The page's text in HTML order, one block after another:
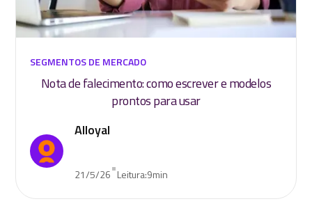
SEGMENTOS DE MERCADO
Nota de falecimento: como escrever e modelos
prontos para usar
Alloyal
21/5/26•Leitura:9min